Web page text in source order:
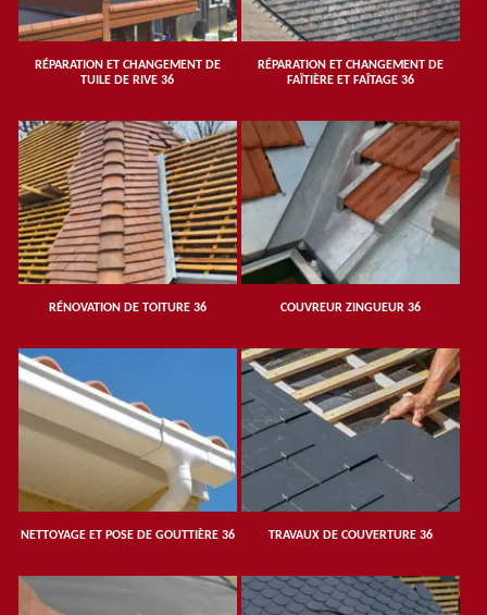
RÉPARATION ET CHANGEMENT DE
TUILE DE RIVE 36
RÉPARATION ET CHANGEMENT DE
FAÎTIÈRE ET FAÎTAGE 36
RÉNOVATION DE TOITURE 36 COUVREUR ZINGUEUR 36
NETTOYAGE ET POSE DE GOUTTIÈRE 36 TRAVAUX DE COUVERTURE 36